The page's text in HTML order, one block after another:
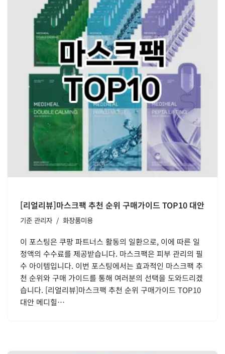
[리얼리뷰]마스크팩 추천 순위 구매가이드 TOP10 대안
기준 관리자 화장품미용
이 포스팅은 쿠팡 파트너스 활동의 일환으로, 이에 따른 일
정액의 수수료를 제공받습니다. 마스크팩은 피부 관리의 필
수 아이템입니다. 이번 포스팅에서는 효과적인 마스크팩 추
천 순위와 구매 가이드를 통해 여러분의 선택을 도와드리겠
습니다. [리얼리뷰]마스크팩 추천 순위 구매가이드 TOP10
대안 메디힐…